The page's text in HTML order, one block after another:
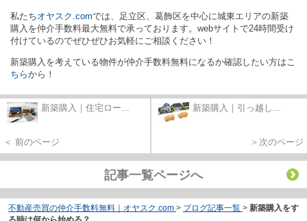
私たちオヤスク.comでは、足立区、葛飾区を中心に城東エリアの新築
購入を仲介手数料最大無料で承っております。 webサイトで24時間受け
付けているのでぜひぜひお気軽にご相談ください！
新築購入を考えている物件が仲介手数料無料になるか確認したい方は こ
ちらから！
新築購入｜住宅ロー...
＜ 前のページ
新築購入｜引っ越し...
＞次のページ
記事一覧ページへ
不動産売買の仲介手数料無料｜オヤスク.com > ブログ記事一覧 > 新築購入をす